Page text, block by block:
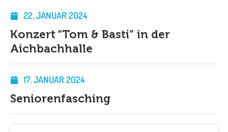
22. JANUAR 2024
Konzert “Tom & Basti” in der
Aichbachhalle
17. JANUAR 2024
Seniorenfasching